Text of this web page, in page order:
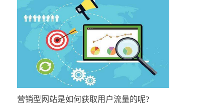
营销型网站是如何获取用户流量的呢?